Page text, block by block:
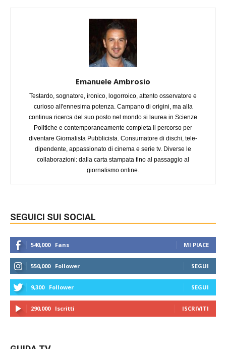
Emanuele Ambrosio
Testardo, sognatore, ironico, logorroico, attento osservatore e
curioso all'ennesima potenza. Campano di origini, ma alla
continua ricerca del suo posto nel mondo si laurea in Scienze
Politiche e contemporaneamente completa il percorso per
diventare Giornalista Pubblicista. Consumatore di dischi, tele-
dipendente, appassionato di cinema e serie tv. Diverse le
collaborazioni: dalla carta stampata fino al passaggio al
giornalismo online.
SEGUICI SUI SOCIAL
540,000 Fans MI PIACE
550,000 Follower SEGUI
9,300 Follower SEGUI
290,000 Iscritti ISCRIVITI